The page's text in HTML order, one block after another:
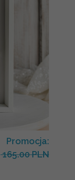
Promocja:
165.00 PLN